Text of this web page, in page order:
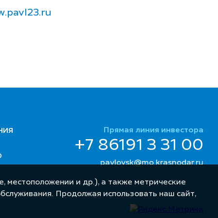
Прямая линия инвестора
+7 86191 3 31 00
pavlovsk@mo.krasnodar.ru
местоположении и др.), а также метрические
Продолжая использовать наш сайт,